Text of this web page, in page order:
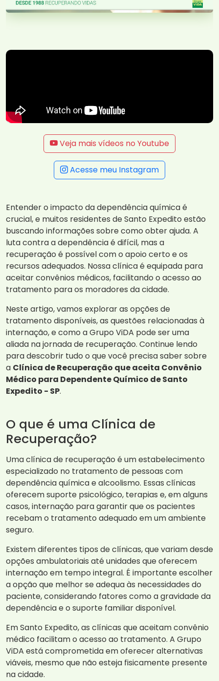
Veja mais vídeos no Youtube
Acesse meu Instagram
Entender o impacto da dependência química é
crucial, e muitos residentes de Santo Expedito estão
buscando informações sobre como obter ajuda. A
luta contra a dependência é difícil, mas a
recuperação é possível com o apoio certo e os
recursos adequados. Nossa clínica é equipada para
aceitar convênios médicos, facilitando o acesso ao
tratamento para os moradores da cidade.
Neste artigo, vamos explorar as opções de
tratamento disponíveis, as questões relacionadas à
internação, e como a Grupo ViDA pode ser uma
aliada na jornada de recuperação. Continue lendo
para descobrir tudo o que você precisa saber sobre
a Clínica de Recuperação que aceita Convênio
Médico para Dependente Químico de Santo
Expedito - SP.
O que é uma Clínica de
Recuperação?
Uma clínica de recuperação é um estabelecimento
especializado no tratamento de pessoas com
dependência química e alcoolismo. Essas clínicas
oferecem suporte psicológico, terapias e, em alguns
casos, internação para garantir que os pacientes
recebam o tratamento adequado em um ambiente
seguro.
Existem diferentes tipos de clínicas, que variam desde
opções ambulatoriais até unidades que oferecem
internação em tempo integral. É importante escolher
a opção que melhor se adequa às necessidades do
paciente, considerando fatores como a gravidade da
dependência e o suporte familiar disponível.
Em Santo Expedito, as clínicas que aceitam convênio
médico facilitam o acesso ao tratamento. A Grupo
ViDA está comprometida em oferecer alternativas
viáveis, mesmo que não esteja fisicamente presente
na cidade.